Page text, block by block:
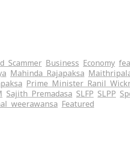
Scammer Business Economy
Mahinda Rajapaksa
Prime Minister Ranil
Sajith Premadasa SLFP SLPP
weerawansa ‍Featured